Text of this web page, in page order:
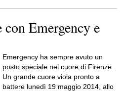
Emergency e
Emergency ha sempre avuto un
posto speciale nel cuore di Firenze.
Un grande cuore viola pronto a
battere lunedì 19 maggio 2014, allo